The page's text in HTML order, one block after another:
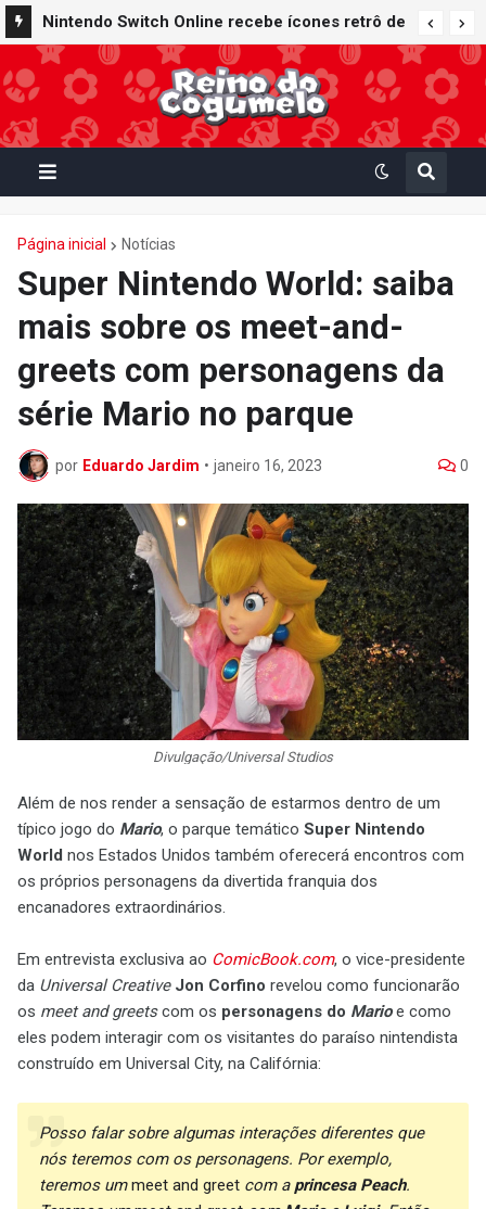
Nintendo Switch Online recebe ícones retrô de
Mario Paint (SNES) e Mario Kart: Super Circuit
(GBA)
Nintendo oferece reparos gratuitos às vítimas
do terremoto de Kumamoto e doa 50 milhões
de ienes à Cruz Vermelha
Página inicial Notícias
Super Nintendo World: saiba
mais sobre os meet-and-
greets com personagens da
série Mario no parque
por Eduardo Jardim • janeiro 16, 2023 0
Divulgação/Universal Studios
Além de nos render a sensação de estarmos dentro de um
típico jogo do Mario, o parque temático Super Nintendo
World nos Estados Unidos também oferecerá encontros com
os próprios personagens da divertida franquia dos
encanadores extraordinários.
Em entrevista exclusiva ao ComicBook.com, o vice-presidente
da Universal Creative Jon Corfino revelou como funcionarão
os meet and greetscom os personagens do Marioe como
eles podem interagir com os visitantes do paraíso nintendista
construído em Universal City, na Califórnia:
Posso falar sobre algumas interações diferentes que
nós teremos com os personagens. Por exemplo,
teremos ummeet and greet com a princesa Peach.